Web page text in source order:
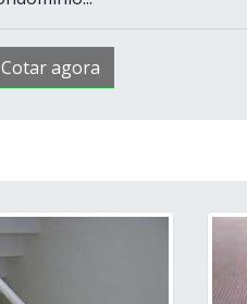
Cotar agora